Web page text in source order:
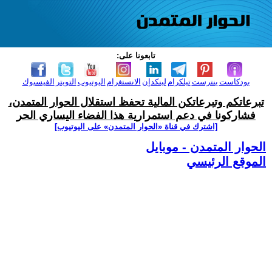
تابعونا على:
الفيسبوك التويتر اليوتيوب الانستغرام لينكدإن تيلكرامبنترست بودكاست
تبرعاتكم وتبرعاتكن المالية تحفظ استقلال الحوار المتمدن،
فشاركونا في دعم استمرارية هذا الفضاء اليساري الحر
[اشترك في قناة ‫«الحوار المتمدن» على اليوتيوب]
الحوار المتمدن - موبايل
الموقع الرئيسي